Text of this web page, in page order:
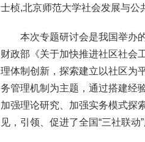
士桢,北京师范大学社会发展与公
本次专题研讨会是我国举办
财政部《关于加快推进社区社会
理体制创新，探索建立以社区为
务管理机制为主题，通过搭建经
加强理论研究、加强实务模式探
见，引领、促进了全国“三社联动